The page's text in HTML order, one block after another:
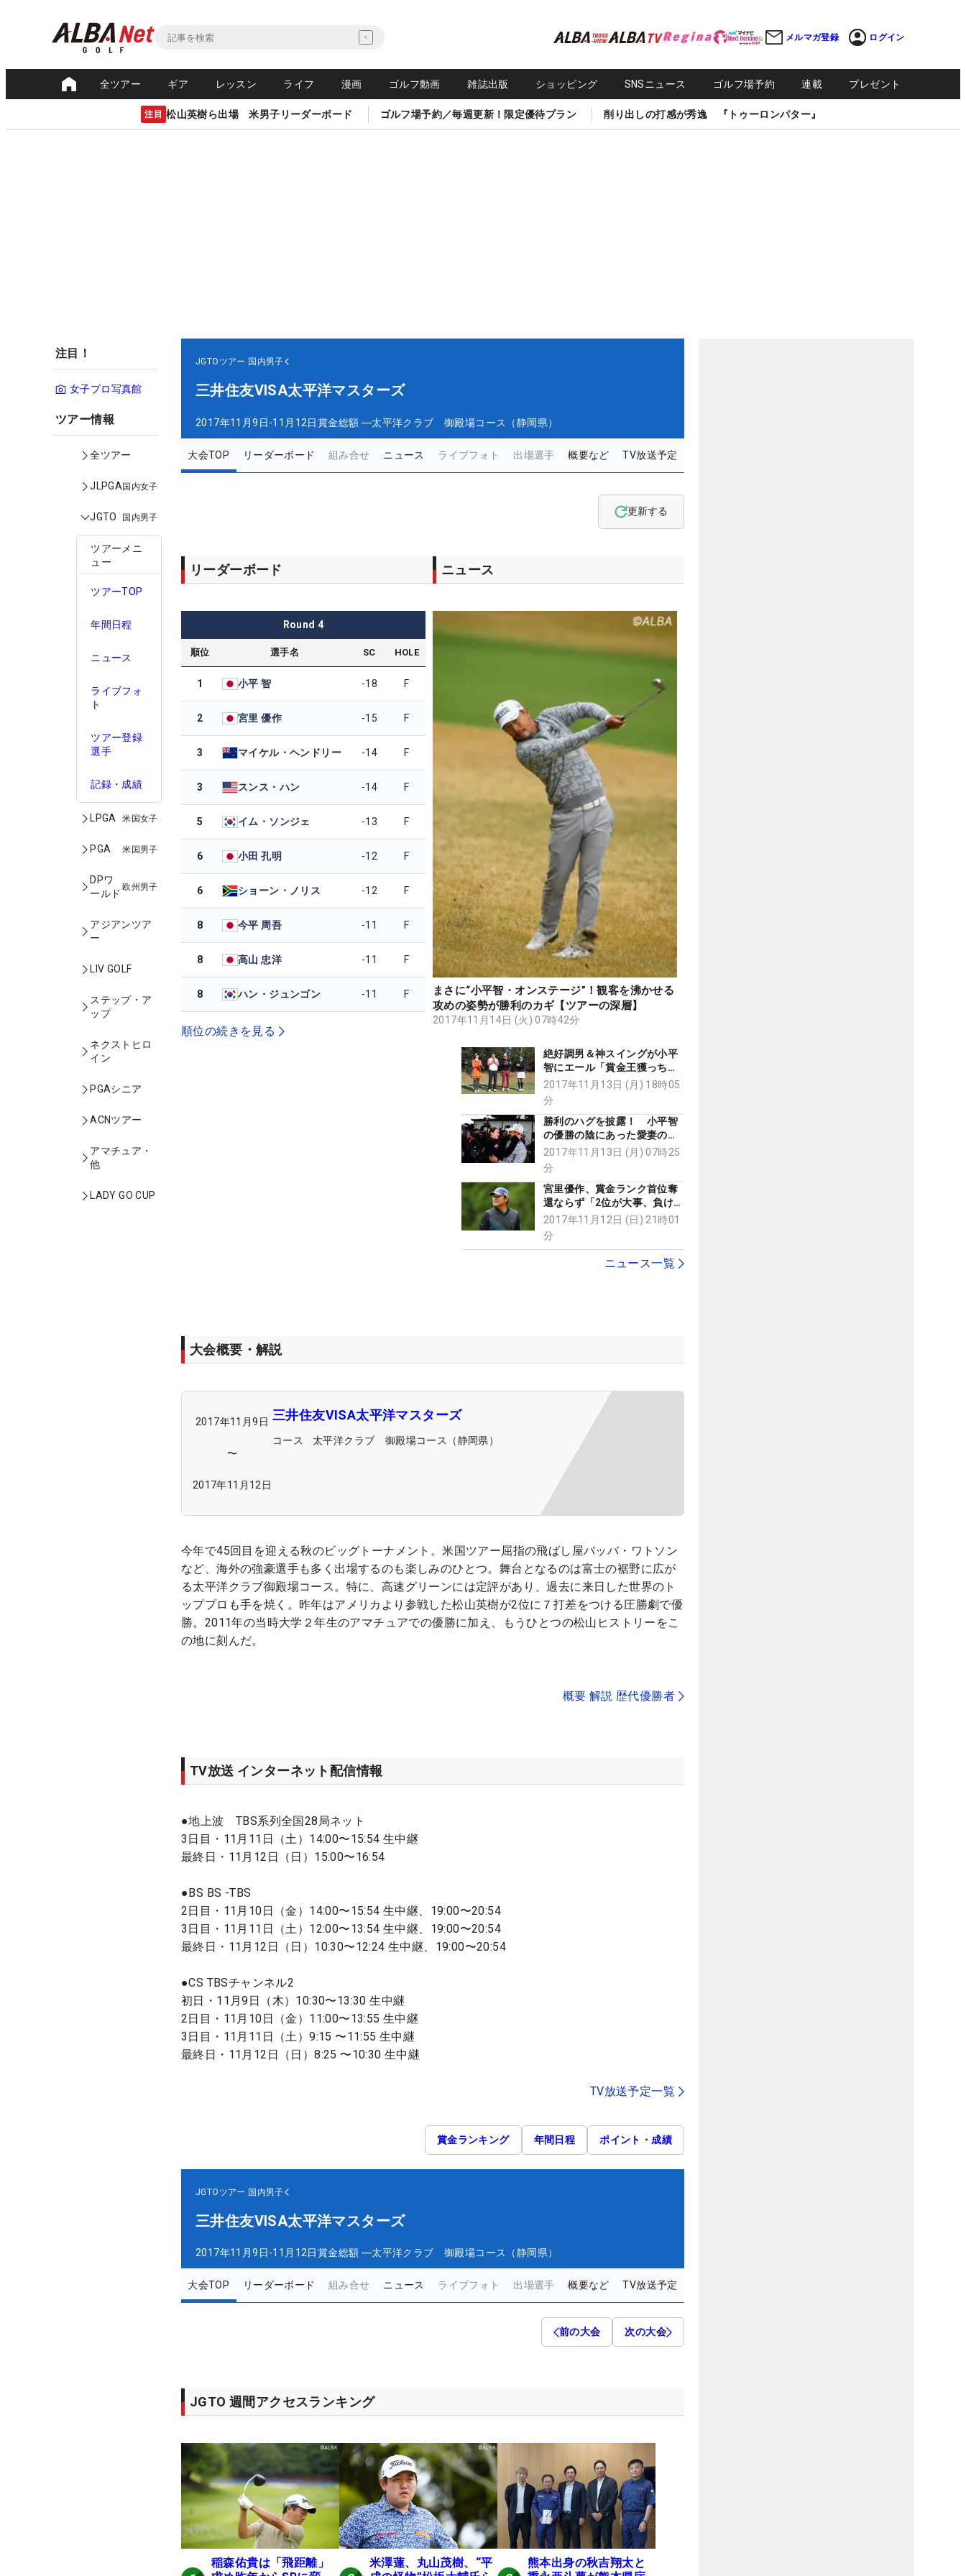
メルマガ登録 ログイン
全ツアー ギア レッスン ライフ 漫画 ゴルフ動画 雑誌出版 ショッピング SNSニュース ゴルフ場予約 連載 プレゼント
注目 松山英樹ら出場 米男子リーダーボード ゴルフ場予約／毎週更新！限定優待プラン 削り出しの打感が秀逸 『トゥーロンパター』
注目！
女子プロ写真館
ツアー情報
全ツアー
JLPGA国内女子
JGTO 国内男子
ツアーメニ
ュー
ツアーTOP
年間日程
ニュース
ライブフォ
ト
ツアー登録
選手
記録・成績
LPGA 米国女子
PGA 米国男子
DPワ
ールド
欧州男子
アジアンツア
ー
LIV GOLF
ステップ・ア
ップ
ネクストヒロ
イン
PGAシニア
ACNツアー
アマチュア・
他
LADY GO CUP
JGTOツアー 国内男子
三井住友VISA太平洋マスターズ
2017年11月9日-11月12日賞金総額 ―太平洋クラブ 御殿場コース（静岡県）
大会TOP リーダーボード 組み合せ ニュース ライブフォト 出場選手 概要など TV放送予定
更新する
リーダーボード
Round 4
順位 選手名 SC HOLE
1 小平 智 -18 F
2 宮里 優作 -15 F
3 マイケル・ヘンドリー -14 F
3 スンス・ハン -14 F
5 イム・ソンジェ -13 F
6 小田 孔明 -12 F
6 ショーン・ノリス -12 F
8 今平 周吾 -11 F
8 高山 忠洋 -11 F
8 ハン・ジュンゴン -11 F
順位の続きを見る
ニュース
まさに“小平智・オンステージ”！観客を沸かせる
攻めの姿勢が勝利のカギ【ツアーの深層】
2017年11月14日 (火) 07時42分
絶好調男＆神スイングが小平
智にエール「賞金王獲っちゃ
えよ！」
2017年11月13日 (月) 18時05
分
勝利のハグを披露！ 小平智
の優勝の陰にあった愛妻の支
え
2017年11月13日 (月) 07時25
分
宮里優作、賞金ランク首位奪
還ならず「2位が大事、負け惜
しみですが（笑）」
2017年11月12日 (日) 21時01
分
ニュース一覧
大会概要・解説
2017年11月9日
〜
2017年11月12日
三井住友VISA太平洋マスターズ
コース 太平洋クラブ 御殿場コース（静岡県）
今年で45回目を迎える秋のビッグトーナメント。米国ツアー屈指の飛ばし屋バッバ・ワトソン
など、海外の強豪選手も多く出場するのも楽しみのひとつ。舞台となるのは富士の裾野に広が
る太平洋クラブ御殿場コース。特に、高速グリーンには定評があり、過去に来日した世界のト
ッププロも手を焼く。昨年はアメリカより参戦した松山英樹が2位に７打差をつける圧勝劇で優
勝。2011年の当時大学２年生のアマチュアでの優勝に加え、もうひとつの松山ヒストリーをこ
の地に刻んだ。
概要 解説 歴代優勝者
TV放送 インターネット配信情報
●地上波 TBS系列全国28局ネット
3日目・11月11日（土）14:00〜15:54 生中継
最終日・11月12日（日）15:00〜16:54
●BS BS -TBS
2日目・11月10日（金）14:00〜15:54 生中継、19:00〜20:54
3日目・11月11日（土）12:00〜13:54 生中継、19:00〜20:54
最終日・11月12日（日）10:30〜12:24 生中継、19:00〜20:54
●CS TBSチャンネル2
初日・11月9日（木）10:30〜13:30 生中継
2日目・11月10日（金）11:00〜13:55 生中継
3日目・11月11日（土）9:15 〜11:55 生中継
最終日・11月12日（日）8:25 〜10:30 生中継
TV放送予定一覧
賞金ランキング 年間日程 ポイント・成績
JGTOツアー 国内男子
三井住友VISA太平洋マスターズ
2017年11月9日-11月12日賞金総額 ―太平洋クラブ 御殿場コース（静岡県）
大会TOP リーダーボード 組み合せ ニュース ライブフォト 出場選手 概要など TV放送予定
前の大会 次の大会
JGTO 週間アクセスランキング
稲森佑貴は「飛距離」
米澤蓮、丸山茂樹、“平
熊本出身の秋吉翔太と